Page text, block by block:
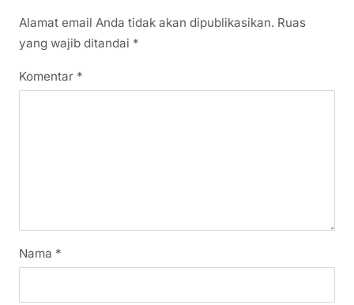
Alamat email Anda tidak akan dipublikasikan. Ruas
yang wajib ditandai *
Komentar *
Nama *